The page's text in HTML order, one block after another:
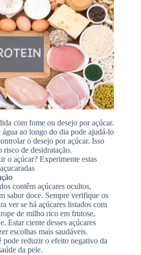
com fome ou desejo por açúcar.
água ao longo do dia pode ajudá-lo
o desejo por açúcar. Isso
risco de desidratação.
o açúcar? Experimente estas
​​contêm açúcares ocultos,
sabor doce. Sempre verifique os
ver se há açúcares listados com
de milho rico em frutose,
Estar ciente desses açúcares
escolhas mais saudáveis.
pode reduzir o efeito negativo da
da pele.